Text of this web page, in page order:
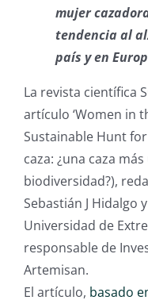
mujer
tendencia al
país y en
La revista científica
artículo ‘Women in
Sustainable Hunt
caza: ¿una caza
biodiversidad?),
Sebastián J Hidalgo
Universidad de
responsable de
Artemisan.
El artículo, basado